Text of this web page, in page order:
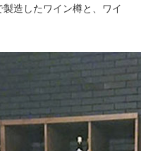
造したワイン樽と、ワイ